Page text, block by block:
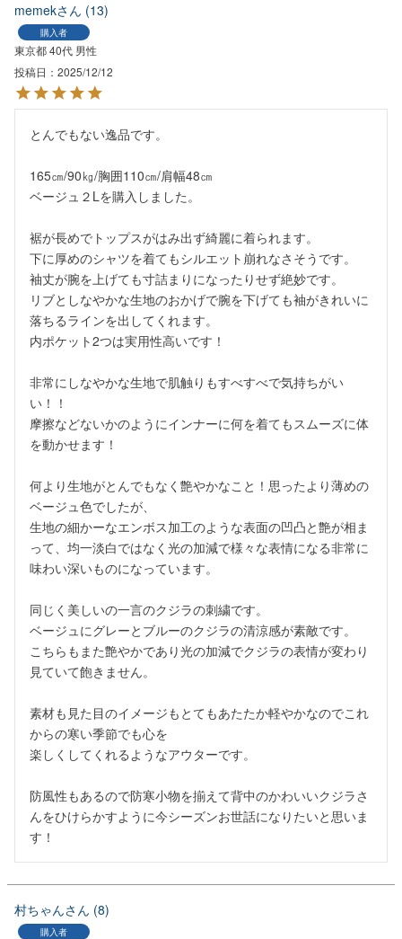
memek 13
購入者
東京都40代 男性
投稿日
2025/12/12
とんでもない逸品です。
165㎝/90㎏/胸囲110㎝/肩幅48㎝
ベージュ２Lを購入しました。
裾が長めでトップスがはみ出ず綺麗に着られます。
下に厚めのシャツを着てもシルエット崩れなさそうです。
袖丈が腕を上げても寸詰まりになったりせず絶妙です。
リブとしなやかな生地のおかげで腕を下げても袖がきれいに
落ちるラインを出してくれます。
内ポケット2つは実用性高いです！
非常にしなやかな生地で肌触りもすべすべで気持ちがい
い！！
摩擦などないかのようにインナーに何を着てもスムーズに体
を動かせます！
何より生地がとんでもなく艶やかなこと！思ったより薄めの
ベージュ色でしたが、
生地の細かーなエンボス加工のような表面の凹凸と艶が相ま
って、均一淡白ではなく光の加減で様々な表情になる非常に
味わい深いものになっています。
同じく美しいの一言のクジラの刺繍です。
ベージュにグレーとブルーのクジラの清涼感が素敵です。
こちらもまた艶やかであり光の加減でクジラの表情が変わり
見ていて飽きません。
素材も見た目のイメージもとてもあたたか軽やかなのでこれ
からの寒い季節でも心を
楽しくしてくれるようなアウターです。
防風性もあるので防寒小物を揃えて背中のかわいいクジラさ
んをひけらかすように今シーズンお世話になりたいと思いま
す！
村ちゃん 8
購入者